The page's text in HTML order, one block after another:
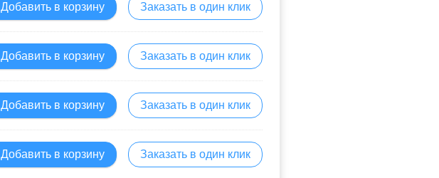
Добавить в корзину Заказать в один клик
Добавить в корзину Заказать в один клик
Добавить в корзину Заказать в один клик
Добавить в корзину Заказать в один клик